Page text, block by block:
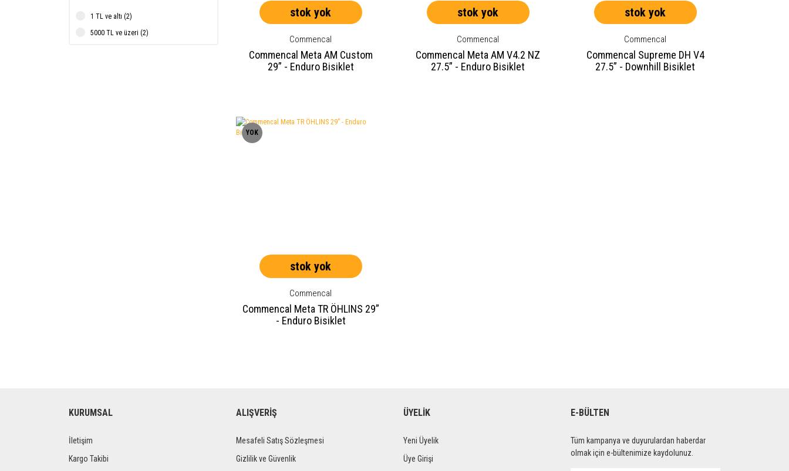
1 TL ve altı (2)
5000 TL ve üzeri (2)
stok yok
Commencal
Commencal Meta AM Custom
29” - Enduro Bisiklet
stok yok
Commencal
Commencal Meta AM V4.2 NZ
27.5” - Enduro Bisiklet
stok yok
Commencal
Commencal Supreme DH V4
27.5” - Downhill Bisiklet
YOK
stok yok
Commencal
Commencal Meta TR ÖHLINS 29”
- Enduro Bisiklet
KURUMSAL
İletişim
Kargo Takibi
ALIŞVERİŞ
Mesafeli Satış Sözleşmesi
Gizlilik ve Güvenlik
ÜYELİK
Yeni Üyelik
Üye Girişi
E-BÜLTEN
Tüm kampanya ve duyurulardan haberdar
olmak için e-bültenimize kaydolunuz.